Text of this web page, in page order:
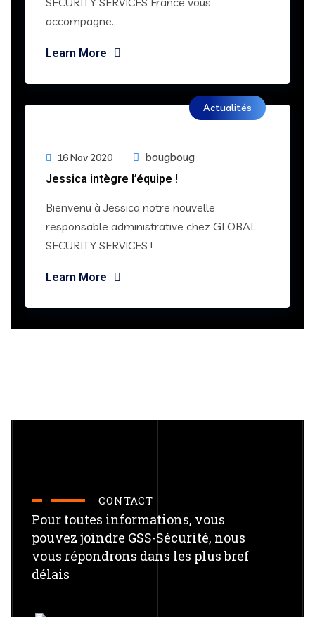
accompagne...
Learn More
Actualités
16 Nov 2020
bougboug
Jessica intègre l’équipe !
Bienvenu à Jessica notre nouvelle
responsable administrative chez GLOBAL
SECURITY SERVICES !
Learn More
CONTACT
Pour toutes informations, vous
pouvez joindre GSS-Sécurité, nous
vous répondrons dans les plus bref
délais